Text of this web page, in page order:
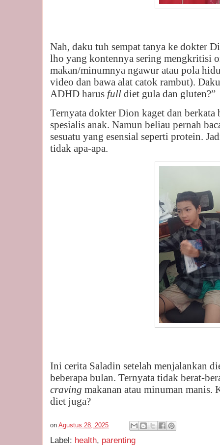
Nah, daku tuh sempat tanya ke dokter
lho yang kontennya sering mengkritisi
makan/minumnya ngawur atau pola
video dan bawa alat catok rambut).
ADHD harus full diet gula dan gluten?”
Ternyata dokter Dion kaget dan
spesialis anak. Namun beliau pernah
sesuatu yang esensial seperti protein.
tidak apa-apa.
Ini cerita Saladin setelah menjalankan
beberapa bulan. Ternyata tidak berat-
craving makanan atau minuman manis.
diet juga?
on Agustus 28, 2025
Label: health, parenting